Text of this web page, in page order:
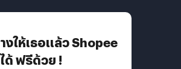
งให้เธอแล้ว Shopee
ด้ ฟรีด้วย !